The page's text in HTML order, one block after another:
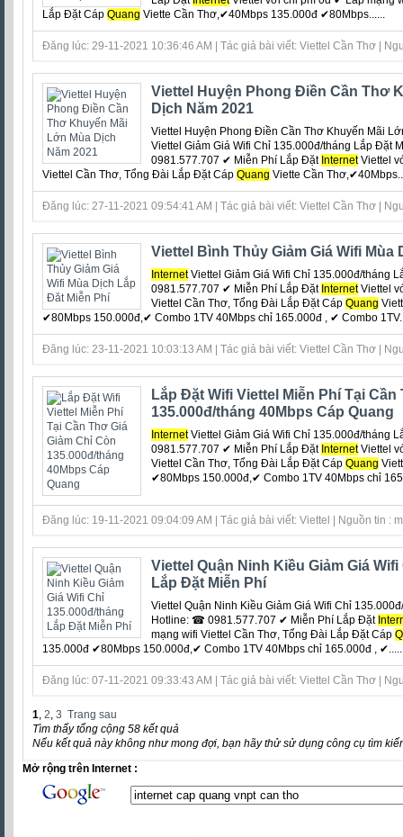
Lắp Đặt Cáp Quang Viette Cần Thơ,✔40Mbps 135.000đ ✔80Mbps......
Đăng lúc: 29-11-2021 10:36:46 AM | Tác giả bài viết: Viettel Cần Thơ |
Viettel Huyện Phong Điền Cần Thơ
Dịch Năm 2021
Viettel Huyện Phong Điền Cần Thơ Khuyến Mãi
Viettel Giảm Giá Wifi Chỉ 135.000đ/tháng Lắp
0981.577.707 ✔ Miễn Phí Lắp Đặt InternetViettel
Viettel Cần Thơ, Tổng Đài Lắp Đặt Cáp Quang Viette Cần
Đăng lúc: 27-11-2021 09:54:41 AM | Tác giả bài viết: Viettel Cần Thơ |
Viettel Bình Thủy Giảm Giá Wifi Mùa
InternetViettel Giảm Giá Wifi Chỉ 135.000đ/
0981.577.707 ✔ Miễn Phí Lắp Đặt InternetViettel
Viettel Cần Thơ, Tổng Đài Lắp Đặt Cáp Quang
✔80Mbps 150.000đ,✔ Combo 1TV 40Mbps chỉ 165.000đ , ✔ Combo
Đăng lúc: 23-11-2021 10:03:13 AM | Tác giả bài viết: Viettel Cần Thơ |
Lắp Đặt Wifi Viettel Miễn Phí Tại Cần
135.000đ/tháng 40Mbps Cáp Quang
InternetViettel Giảm Giá Wifi Chỉ 135.000đ/
0981.577.707 ✔ Miễn Phí Lắp Đặt InternetViettel
Viettel Cần Thơ, Tổng Đài Lắp Đặt Cáp Quang
✔80Mbps 150.000đ,✔ Combo 1TV 40Mbps chỉ
Đăng lúc: 19-11-2021 09:04:09 AM | Tác giả bài viết: Viettel | Nguồn tin :
Viettel Quận Ninh Kiều Giảm Giá
Lắp Đặt Miễn Phí
Viettel Quận Ninh Kiều Giảm Giá Wifi Chỉ
Hotline: ☎ 0981.577.707 ✔ Miễn Phí Lắp Đặt
mạng wifi Viettel Cần Thơ, Tổng Đài Lắp Đặt Cáp
135.000đ ✔80Mbps 150.000đ,✔ Combo 1TV 40Mbps chỉ 165.000đ ,
Đăng lúc: 07-11-2021 09:33:43 AM | Tác giả bài viết: Viettel Cần Thơ |
1 2 3 Trang sau
Tìm thấy tổng cộng 58 kết quả
Nếu kết quả này không như mong đợi, bạn hãy thử sử dụng công cụ tìm
Mở rộng trên Internet :